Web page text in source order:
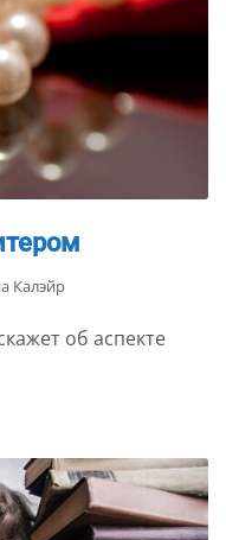
Калэйр
об аспекте